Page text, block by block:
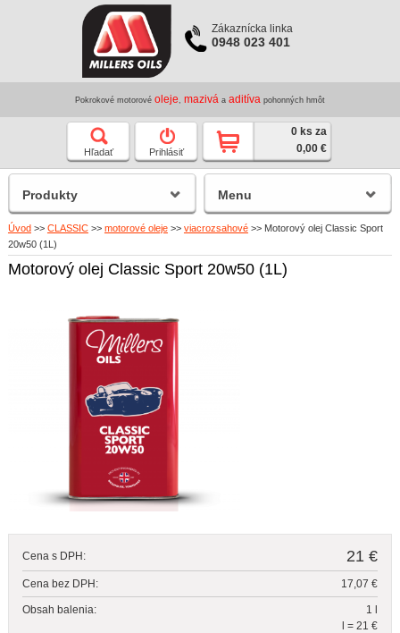
Zákaznícka linka
0948 023 401
Pokrokové motorové oleje mazivá a aditíva pohonných hmôt
Hľadať Prihlásiť
0 ks za
0,00 €
Úvod >> CLASSIC >> motorové oleje >> viacrozsahové >> Motorový olej Classic Sport
20w50 (1L)
Motorový olej Classic Sport 20w50 (1L)
Cena s DPH: 21 €
Cena bez DPH: 17,07 €
Obsah balenia:
1 l
l = 21 €
Produkty Menu